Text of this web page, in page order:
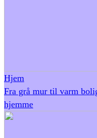
Hjem
Fra grå mur til varm
hjemme